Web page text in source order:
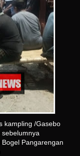
kampling /Gasebo
Pangarengan